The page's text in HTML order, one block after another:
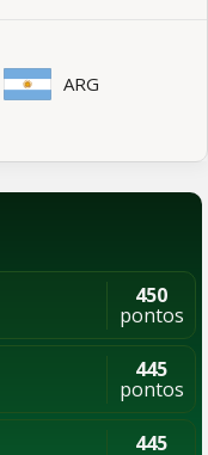
ARG
450
pontos
445
pontos
445